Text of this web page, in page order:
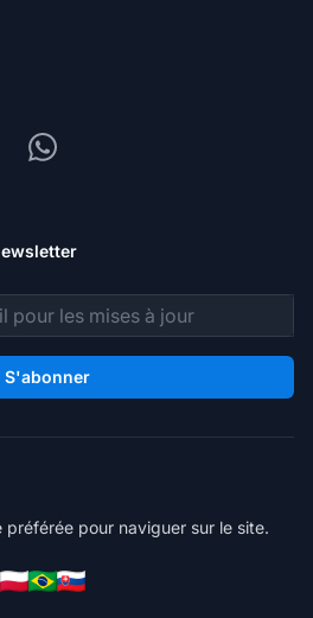
Whatsapp
S'abonner
pour naviguer sur le site.